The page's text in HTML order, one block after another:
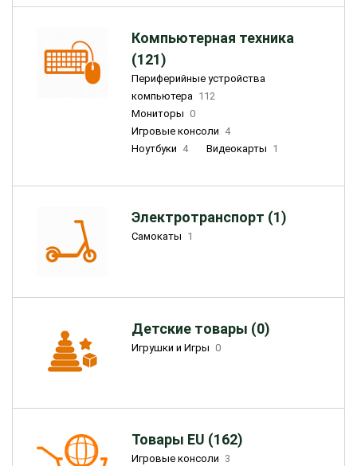
Компьютерная техника
(121)
Периферийные устройства
компьютера 112
Мониторы 0
Игровые консоли 4
Ноутбуки 4 Видеокарты 1
Электротранспорт (1)
Самокаты 1
Детские товары (0)
Игрушки и Игры 0
Товары EU (162)
Игровые консоли 3